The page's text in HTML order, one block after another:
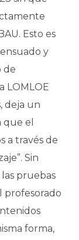
Esto es
y
de
LOMLOE
deja un
el
a través de
Sin
pruebas
profesorado
forma,